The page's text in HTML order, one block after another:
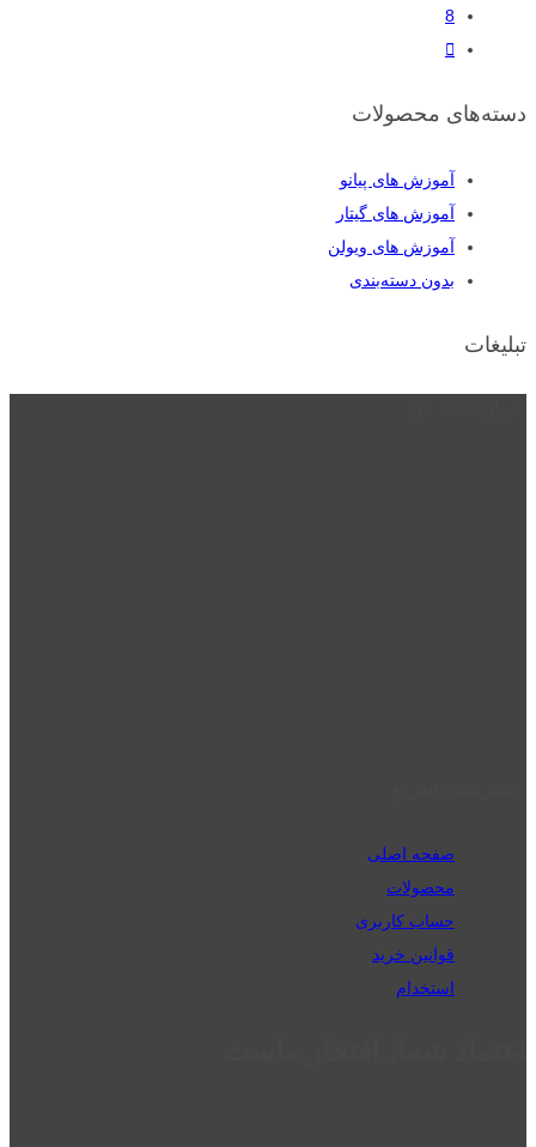
8
دسته‌های محصولات
آموزش های پیانو
آموزش های گیتار
آموزش های ویولن
بدون دسته‌بندی
تبلیغات
صفحه اصلی
محصولات
حساب کاربری
قوانین خرید
استخدام